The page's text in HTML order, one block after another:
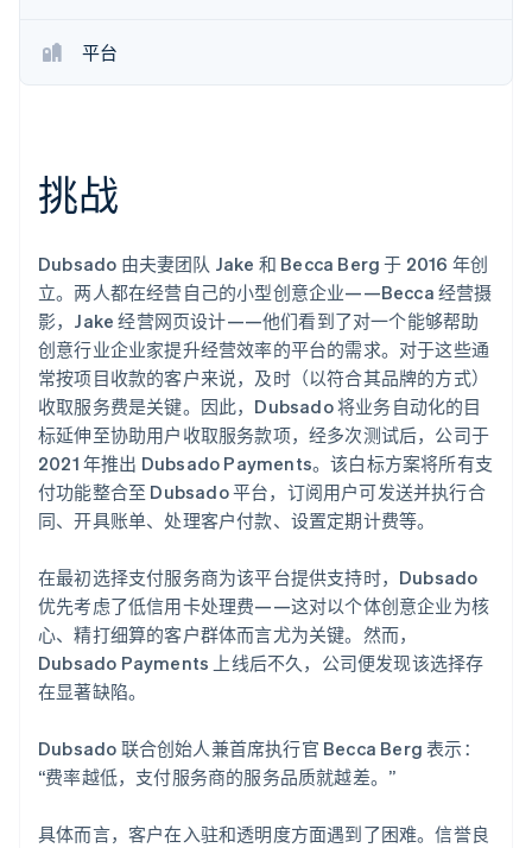
平台
挑战
Dubsado 由夫妻团队 Jake 和 Becca Berg 于 2016 年创
立。两人都在经营自己的小型创意企业——Becca 经营摄
影，Jake 经营网页设计——他们看到了对一个能够帮助
创意行业企业家提升经营效率的平台的需求。对于这些通
常按项目收款的客户来说，及时（以符合其品牌的方式）
收取服务费是关键。因此，Dubsado 将业务自动化的目
标延伸至协助用户收取服务款项，经多次测试后，公司于
2021 年推出 Dubsado Payments。该白标方案将所有支
付功能整合至 Dubsado 平台，订阅用户可发送并执行合
同、开具账单、处理客户付款、设置定期计费等。
在最初选择支付服务商为该平台提供支持时，Dubsado
优先考虑了低信用卡处理费——这对以个体创意企业为核
心、精打细算的客户群体而言尤为关键。然而，
Dubsado Payments 上线后不久，公司便发现该选择存
在显著缺陷。
Dubsado 联合创始人兼首席执行官 Becca Berg 表示：
“费率越低，支付服务商的服务品质就越差。”
具体而言，客户在入驻和透明度方面遇到了困难。信誉良